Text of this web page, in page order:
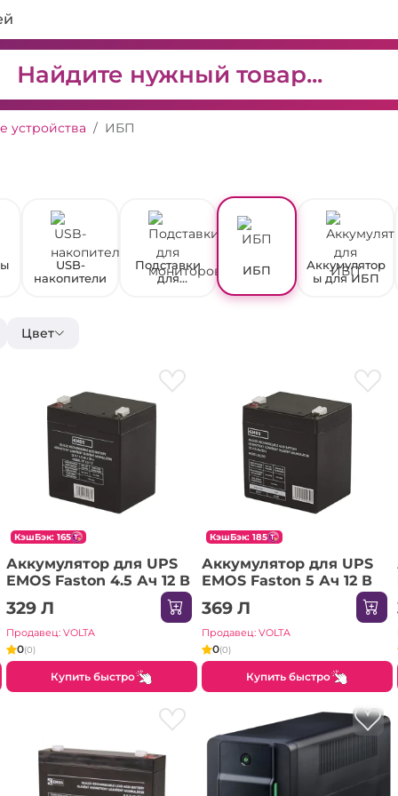
ИБП
USB-
накопители
Подставки
для
ИБП
Аккумулятор
ы для ИБП
Цвет
КэшБэк: 165
Аккумулятор для UPS
EMOS Faston 4.5 Ач 12 В
329 Л
Продавец: VOLTA
0(0)
Купить быстро
КэшБэк: 185
Аккумулятор для UPS
EMOS Faston 5 Ач 12 В
369 Л
Продавец: VOLTA
0(0)
Купить быстро